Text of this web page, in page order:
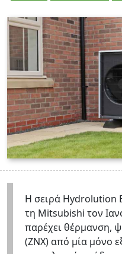
Η σειρά Hydrolution
τη Mitsubishi τον
παρέχει θέρμανση,
(ΖΝΧ) από μία μόνο